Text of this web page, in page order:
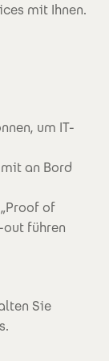
mit Ihnen.
um IT-
an Bord
of
führen
Sie